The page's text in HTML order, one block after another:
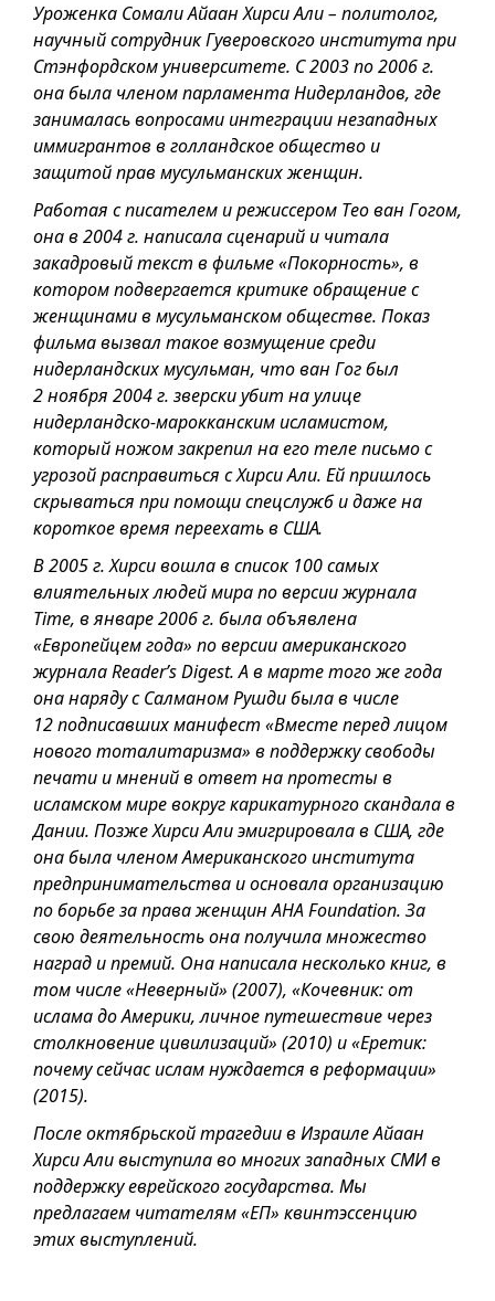
Уроженка Сомали Айаан Хирси Али – политолог,
научный сотрудник Гуверовского института при
Стэнфордском университете. С 2003 по 2006 г.
она была членом парламента Нидерландов, где
занималась вопросами интеграции незападных
иммигрантов в голландское общество и
защитой прав мусульманских женщин.
Работая с писателем и режиссером Тео ван Гогом,
она в 2004 г. написала сценарий и читала
закадровый текст в фильме «Покорность», в
котором подвергается критике обращение с
женщинами в мусульманском обществе. Показ
фильма вызвал такое возмущение среди
нидерландских мусульман, что ван Гог был
2 ноября 2004 г. зверски убит на улице
нидерландско-марокканским исламистом,
который ножом закрепил на его теле письмо с
угрозой расправиться с Хирси Али. Ей пришлось
скрываться при помощи спецслужб и даже на
короткое время переехать в США.
В 2005 г. Хирси вошла в список 100 самых
влиятельных людей мира по версии журнала
Time, в январе 2006 г. была объявлена
«Европейцем года» по версии американского
журнала Reader’s Digest. А в марте того же года
она наряду с Салманом Рушди была в числе
12 подписавших манифест «Вместе перед лицом
нового тоталитаризма» в поддержку свободы
печати и мнений в ответ на протесты в
исламском мире вокруг карикатурного скандала в
Дании. Позже Хирси Али эмигрировала в США, где
она была членом Американского института
предпринимательства и основала организацию
по борьбе за права женщин AHA Foundation. За
свою деятельность она получила множество
наград и премий. Она написала несколько книг, в
том числе «Неверный» (2007), «Кочевник: от
ислама до Америки, личное путешествие через
столкновение цивилизаций» (2010) и «Еретик:
почему сейчас ислам нуждается в реформации»
(2015).
После октябрьской трагедии в Израиле Айаан
Хирси Али выступила во многих западных СМИ в
поддержку еврейского государства. Мы
предлагаем читателям «ЕП» квинтэссенцию
этих выступлений.